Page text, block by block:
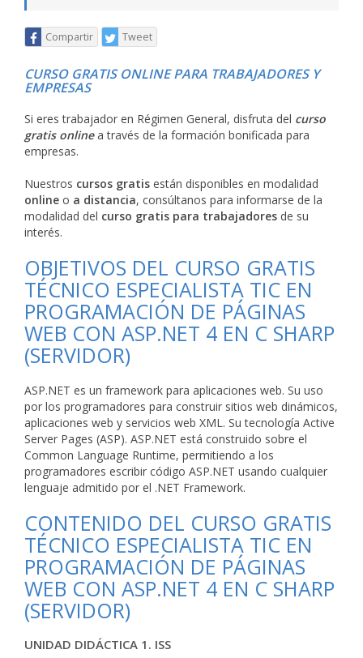
Compartir Tweet
CURSO GRATIS ONLINE PARA TRABAJADORES Y
EMPRESAS
Si eres trabajador en Régimen General, disfruta del curso
gratis onlinea través de la formación bonificada para
empresas.
Nuestros cursos gratis están disponibles en modalidad
online o a distancia, consúltanos para informarse de la
modalidad del curso gratis para trabajadores de su
interés.
OBJETIVOS DEL CURSO GRATIS
TÉCNICO ESPECIALISTA TIC EN
PROGRAMACIÓN DE PÁGINAS
WEB CON ASP.NET 4 EN C SHARP
(SERVIDOR)
ASP.NET es un framework para aplicaciones web. Su uso
por los programadores para construir sitios web dinámicos,
aplicaciones web y servicios web XML. Su tecnología Active
Server Pages (ASP). ASP.NET está construido sobre el
Common Language Runtime, permitiendo a los
programadores escribir código ASP.NET usando cualquier
lenguaje admitido por el .NET Framework.
CONTENIDO DEL CURSO GRATIS
TÉCNICO ESPECIALISTA TIC EN
PROGRAMACIÓN DE PÁGINAS
WEB CON ASP.NET 4 EN C SHARP
(SERVIDOR)
UNIDAD DIDÁCTICA 1. ISS